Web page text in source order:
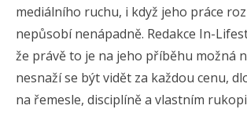
mediálního ruchu, i když jeho práce
nepůsobí nenápadně. Redakce In-
že právě to je na jeho příběhu možná
nesnaží se být vidět za každou cenu,
na řemesle, disciplíně a vlastním